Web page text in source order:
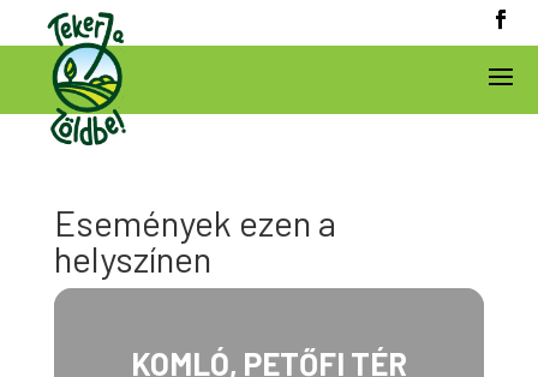
Események ezen a
helyszínen
KOMLÓ, PETŐFI TÉR